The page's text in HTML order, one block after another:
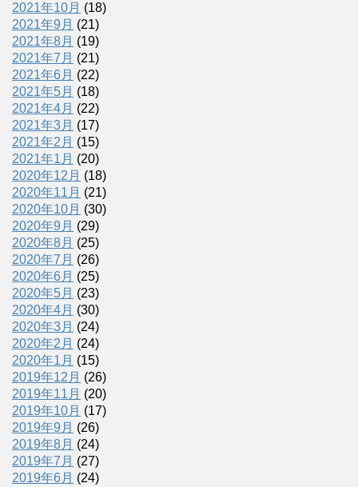
2021年10月 (18)
2021年9月 (21)
2021年8月 (19)
2021年7月 (21)
2021年6月 (22)
2021年5月 (18)
2021年4月 (22)
2021年3月 (17)
2021年2月 (15)
2021年1月 (20)
2020年12月 (18)
2020年11月 (21)
2020年10月 (30)
2020年9月 (29)
2020年8月 (25)
2020年7月 (26)
2020年6月 (25)
2020年5月 (23)
2020年4月 (30)
2020年3月 (24)
2020年2月 (24)
2020年1月 (15)
2019年12月 (26)
2019年11月 (20)
2019年10月 (17)
2019年9月 (26)
2019年8月 (24)
2019年7月 (27)
2019年6月 (24)